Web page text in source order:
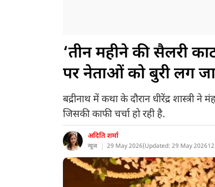
‘तीन महीने की सैलरी
पर नेताओं को बुरी लग
बद्रीनाथ में कथा के दौरान धीरेंद्र शास्त्री
जिसकी काफी चर्चा हो रही है.
अदिति शर्मा
न्यूज 29 May 2026(Updated: 29 May 2026